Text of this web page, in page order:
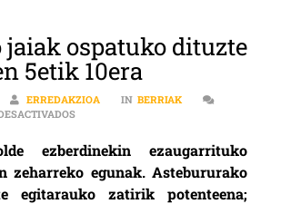
jaiak ospatuko dituzte
5etik 10era
ERREDAKZIOA IN BERRIAK
EN TXAGOKO JAIAK OSPATUKO
ezberdinekin ezaugarrituko
zeharreko egunak. Astebururako
egitarauko zatirik potenteena;